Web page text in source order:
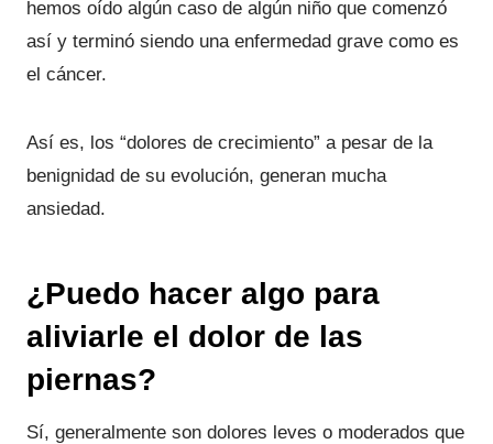
hemos oído algún caso de algún niño que comenzó
así y terminó siendo una enfermedad grave como es
el cáncer.
Así es, los “dolores de crecimiento” a pesar de la
benignidad de su evolución, generan mucha
ansiedad.
¿Puedo hacer algo para
aliviarle el dolor de las
piernas?
Sí, generalmente son dolores leves o moderados que